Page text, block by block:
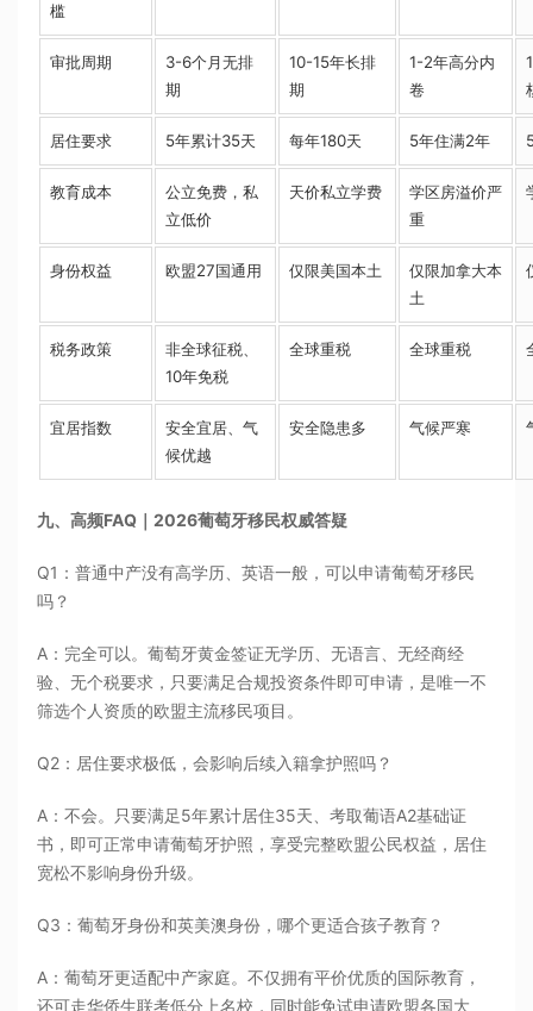
槛
审批周期
3-6个月无排
期
10-15年长排
期
1-2年高分内
卷
居住要求 5年累计35天 每年180天 5年住满2年
教育成本
公立免费，私
立低价
天价私立学费
学区房溢价严
重
身份权益 欧盟27国通用 仅限美国本土
仅限加拿大本
土
税务政策
非全球征税、
10年免税
全球重税 全球重税
宜居指数
安全宜居、气
候优越
安全隐患多 气候严寒
九、高频FAQ｜2026葡萄牙移民权威答疑
Q1：普通中产没有高学历、英语一般，可以申请葡萄牙移民
吗？
A：完全可以。葡萄牙黄金签证无学历、无语言、无经商经
验、无个税要求，只要满足合规投资条件即可申请，是唯一不
筛选个人资质的欧盟主流移民项目。
Q2：居住要求极低，会影响后续入籍拿护照吗？
A：不会。只要满足5年累计居住35天、考取葡语A2基础证
书，即可正常申请葡萄牙护照，享受完整欧盟公民权益，居住
宽松不影响身份升级。
Q3：葡萄牙身份和英美澳身份，哪个更适合孩子教育？
A：葡萄牙更适配中产家庭。不仅拥有平价优质的国际教育，
还可走华侨生联考低分上名校，同时能免试申请欧盟各国大